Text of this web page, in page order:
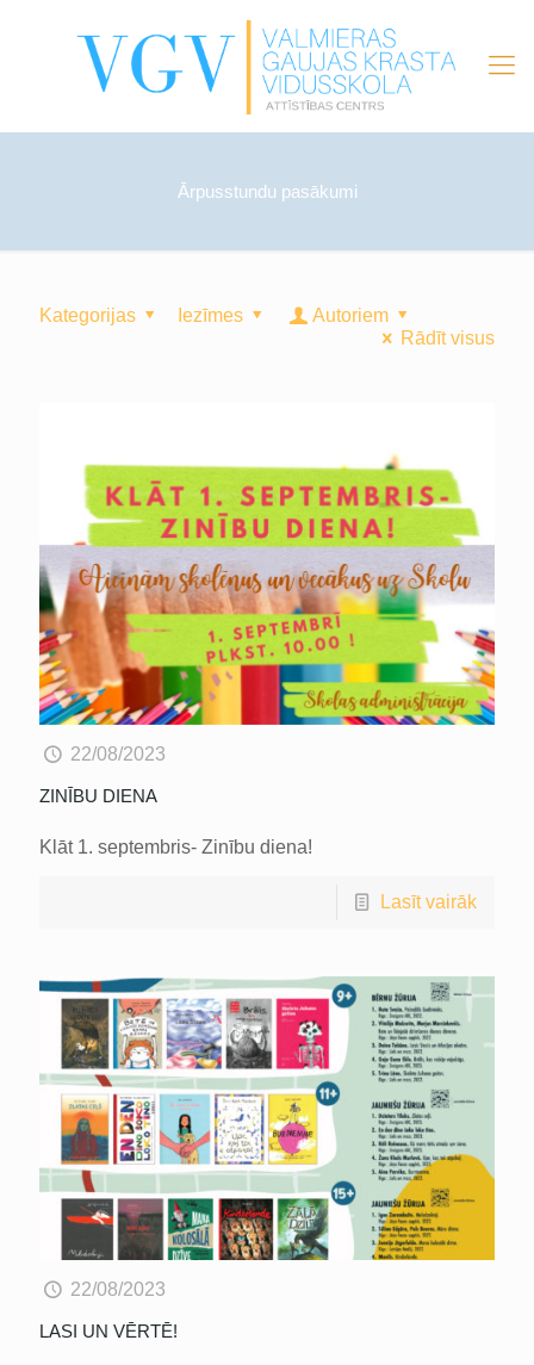
Ārpusstundu pasākumi
Kategorijas Iezīmes
Autoriem
Rādīt visus
22/08/2023
ZINĪBU DIENA
Klāt 1. septembris- Zinību diena!
Lasīt vairāk
22/08/2023
LASI UN VĒRTĒ!